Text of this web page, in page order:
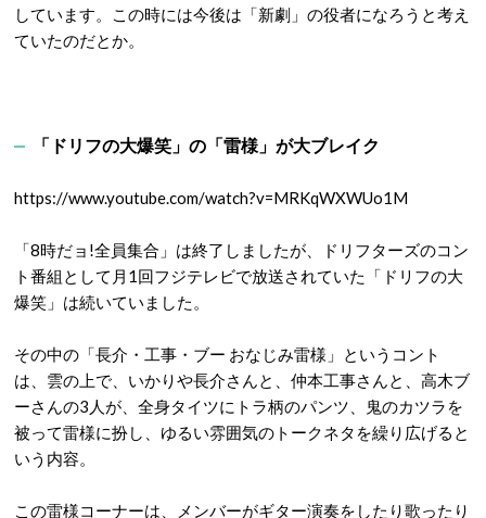
しています。この時には今後は「新劇」の役者になろうと考え
ていたのだとか。
「ドリフの大爆笑」の「雷様」が大ブレイク
https://www.youtube.com/watch?v=MRKqWXWUo1M
「8時だョ!全員集合」は終了しましたが、ドリフターズのコン
ト番組として月1回フジテレビで放送されていた「ドリフの大
爆笑」は続いていました。
その中の「長介・工事・ブー おなじみ雷様」というコント
は、雲の上で、いかりや長介さんと、仲本工事さんと、高木ブ
ーさんの3人が、全身タイツにトラ柄のパンツ、鬼のカツラを
被って雷様に扮し、ゆるい雰囲気のトークネタを繰り広げると
いう内容。
この雷様コーナーは、メンバーがギター演奏をしたり歌ったり